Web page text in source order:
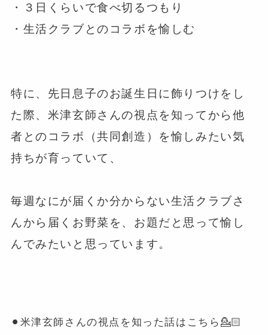
・３日くらいで食べ切るつもり
・生活クラブとのコラボを愉しむ
特に、先日息子のお誕生日に飾りつけをし
た際、米津玄師さんの視点を知ってから他
者とのコラボ（共同創造）を愉しみたい気
持ちが育っていて、
毎週なにが届くか分からない生活クラブさ
んから届くお野菜を、お題だと思って愉し
んでみたいと思っています。
⚫︎米津玄師さんの視点を知った話はこちら💁🏻